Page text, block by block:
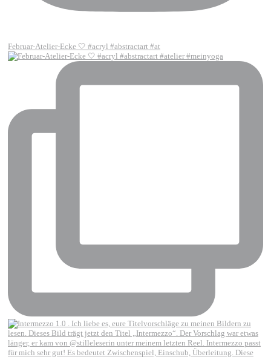
Februar-Atelier-Ecke 🤍 #acryl #abstractart #at